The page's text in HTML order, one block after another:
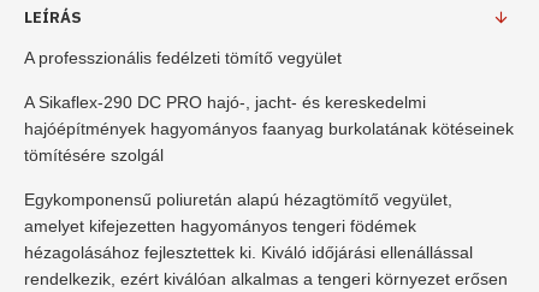
LEÍRÁS
A professzionális fedélzeti tömítő vegyület
A Sikaflex-290 DC PRO hajó-, jacht- és kereskedelmi
hajóépítmények hagyományos faanyag burkolatának kötéseinek
tömítésére szolgál
Egykomponensű poliuretán alapú hézagtömítő vegyület,
amelyet kifejezetten hagyományos tengeri födémek
hézagolásához fejlesztettek ki. Kiváló időjárási ellenállással
rendelkezik, ezért kiválóan alkalmas a tengeri környezet erősen